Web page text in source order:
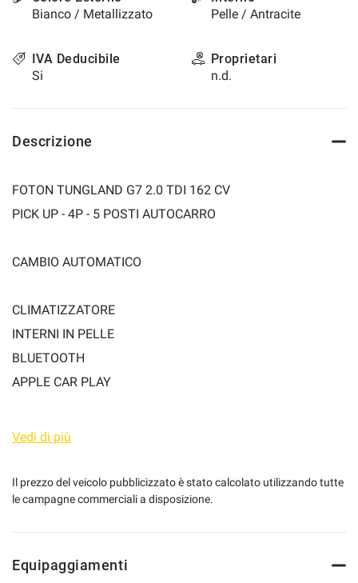
Bianco / Metallizzato
Pelle / Antracite
IVA Deducibile
Si
Proprietari
n.d.
Descrizione
FOTON TUNGLAND G7 2.0 TDI 162 CV
PICK UP - 4P - 5 POSTI AUTOCARRO
CAMBIO AUTOMATICO
CLIMATIZZATORE
INTERNI IN PELLE
BLUETOOTH
APPLE CAR PLAY
SEDILI RISCALDABILI ELETTRICAMENTE
CERCHI IN LEGA
SENSORI DI PARCHEGGIO
PREZZO DI LISTINO : 35.500,00 € + IPT E METALLIZZATO
Vedi di più
Il prezzo del veicolo pubblicizzato è stato calcolato utilizzando tutte
le campagne commerciali a disposizione.
Equipaggiamenti
questi
tracciamento
alla
policy.
e
modificare
le
scelte
in
momento.
Cookie delle preferenze
Cookie analitici